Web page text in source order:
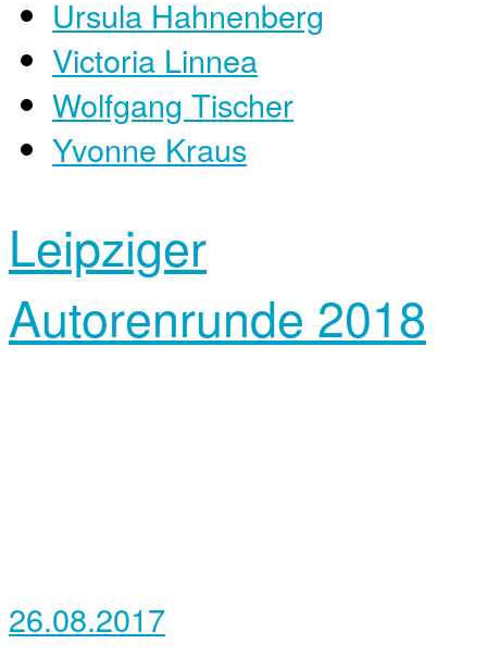
Ursula Hahnenberg
Victoria Linnea
Wolfgang Tischer
Yvonne Kraus
Leipziger
Autorenrunde 2018
26.08.2017